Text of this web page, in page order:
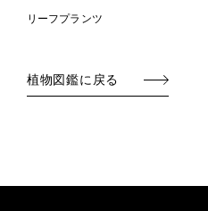
リーフプランツ
植物図鑑に戻る